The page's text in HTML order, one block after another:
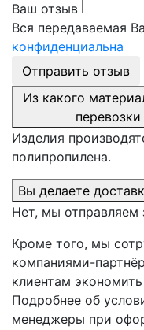
Ваш отзыв
Вся передаваемая
конфиденциальна
Отправить отзыв
Из какого
Изделия
полипропилена.
Вы делаете
Нет, мы отправляем
Кроме того, мы
компаниями-
клиентам
Подробнее об
менеджеры при